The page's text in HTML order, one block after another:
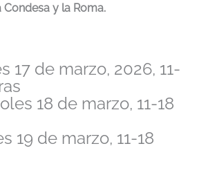
y la Roma.
17 de marzo, 2026, 11-
18 de marzo, 11-18
19 de marzo, 11-18